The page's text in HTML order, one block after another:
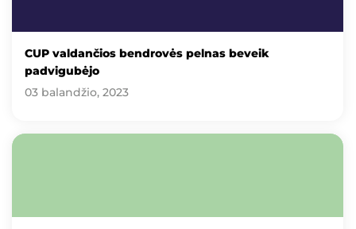
CUP valdančios bendrovės pelnas beveik
padvigubėjo
03 balandžio, 2023